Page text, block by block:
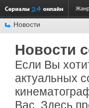
Новости
Новости
Если Вы
актуальных
Вас. Здесь